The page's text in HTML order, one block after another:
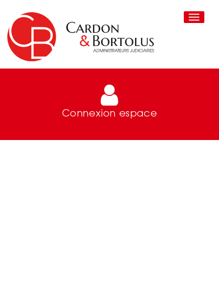
Toggle
Connexion espace